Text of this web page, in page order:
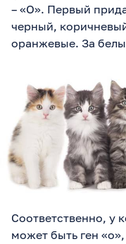
– «О». Первый
черный,
оранжевые. За
Соответственно, у
может быть ген